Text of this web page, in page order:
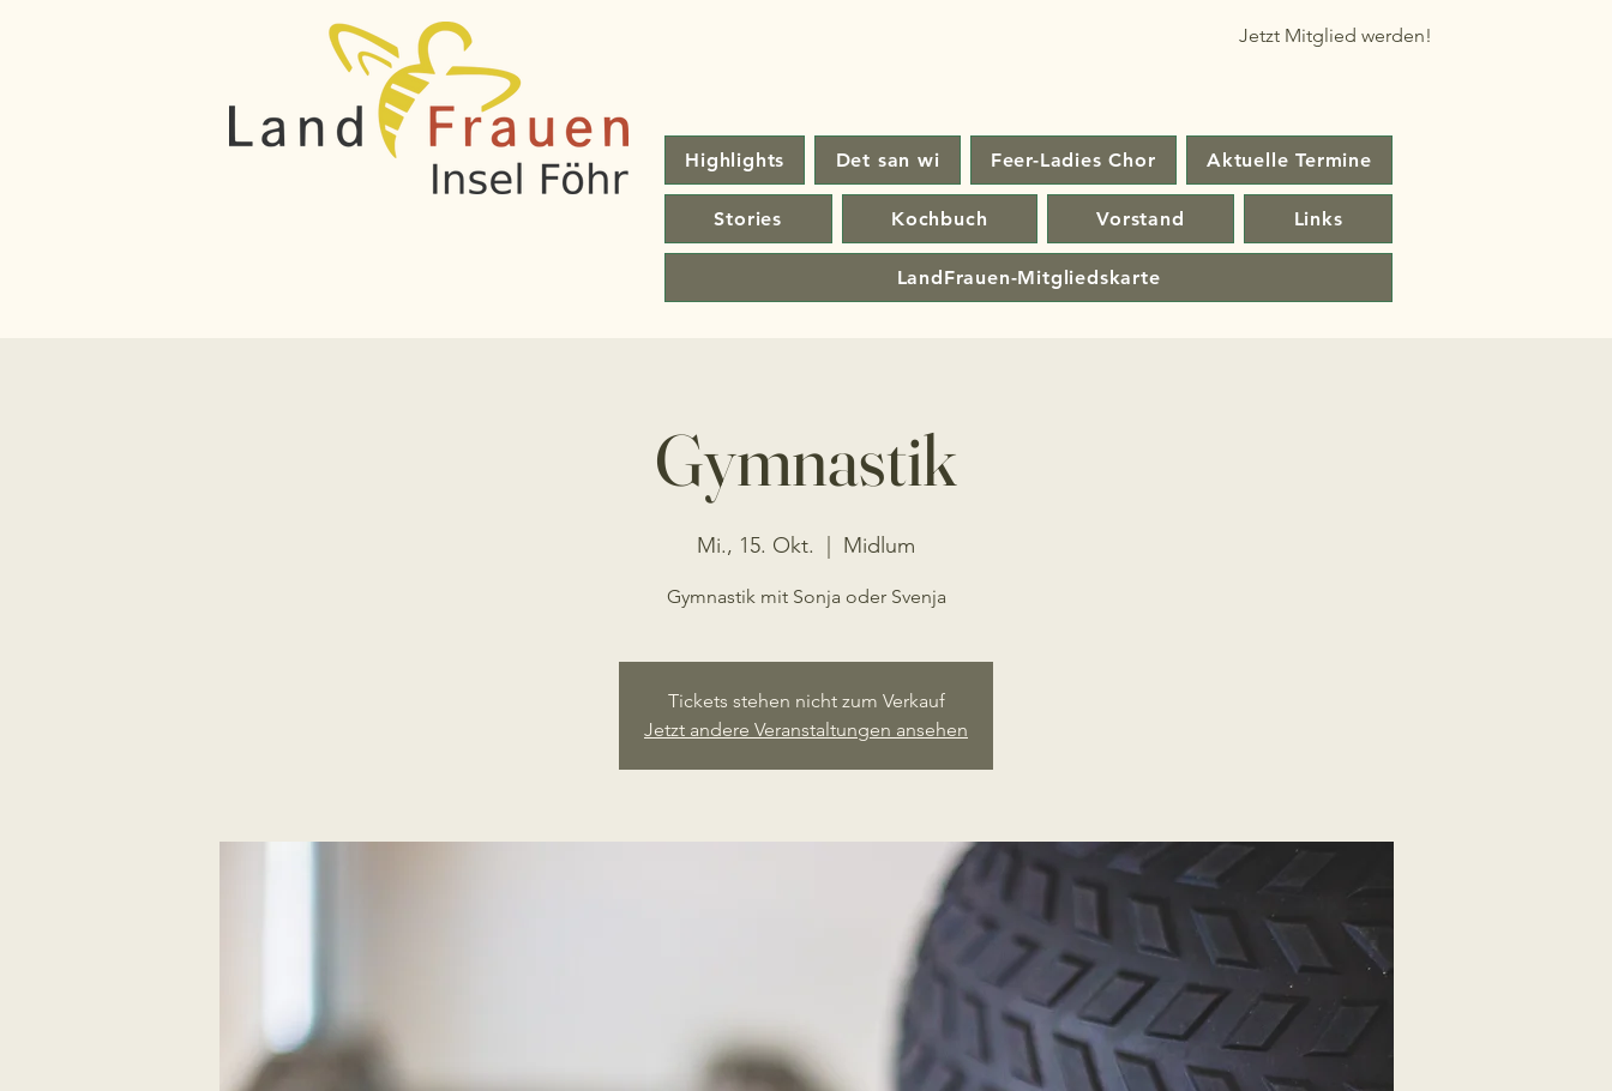
Jetzt Mitglied werden!
Highlights Det san wi Feer-Ladies Chor Aktuelle Termine
Stories Kochbuch Vorstand Links
LandFrauen-Mitgliedskarte
Gymnastik
Mi., 15. Okt. Midlum
Gymnastik mit Sonja oder Svenja
Tickets stehen nicht zum Verkauf
Jetzt andere Veranstaltungen ansehen